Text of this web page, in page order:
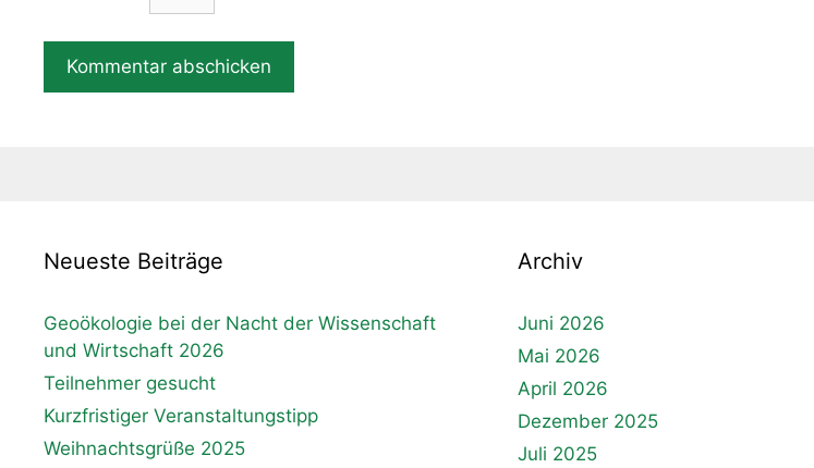
Neueste Beiträge
Geoökologie bei der Nacht der Wissenschaft
und Wirtschaft 2026
Teilnehmer gesucht
Kurzfristiger Veranstaltungstipp
Weihnachtsgrüße 2025
Archiv
Juni 2026
Mai 2026
April 2026
Dezember 2025
Juli 2025